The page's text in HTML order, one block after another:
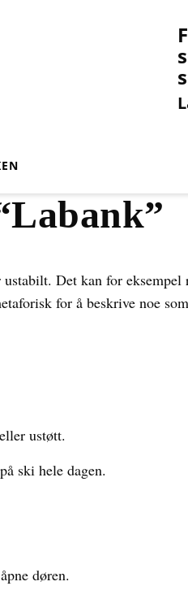
Det kan for
for å beskrive noe
ustøtt.
ski hele dagen.
døren.